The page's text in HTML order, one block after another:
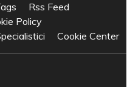
Rss Feed
Policy
Cookie Center